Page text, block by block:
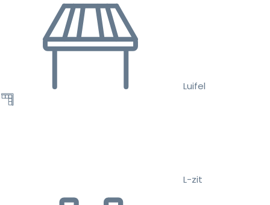
Luifel
L-zit